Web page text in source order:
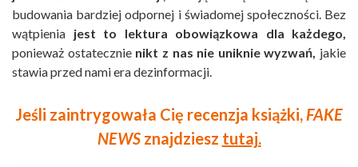
budowania bardziej odpornej i świadomej społeczności. Bez
wątpienia jest to lektura obowiązkowa dla każdego,
ponieważ ostatecznie nikt z nas nie uniknie wyzwań, jakie
stawia przed nami era dezinformacji.
Jeśli zaintrygowała Cię recenzja książki, FAKE
NEWS znajdziesz tutaj.